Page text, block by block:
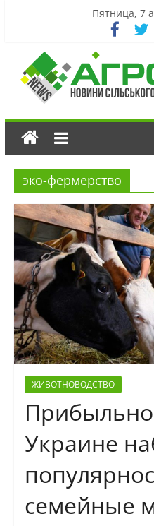
Пятница, 7
эко-фермерство
ЖИВОТНОВОДСТВО
Украине
семейные